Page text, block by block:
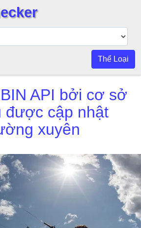
Thể Loại
API bởi cơ sở
được cập nhật
xuyên